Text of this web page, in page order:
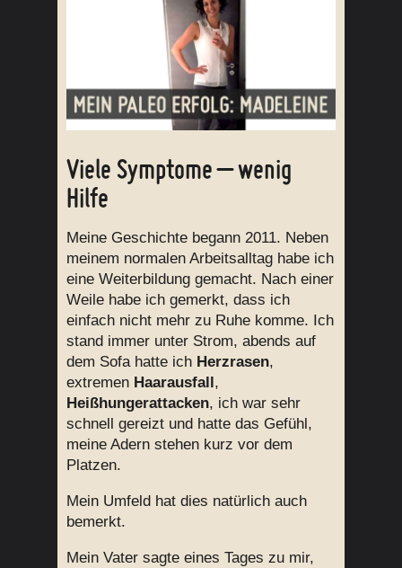
Viele Symptome – wenig
Hilfe
Meine Geschichte begann 2011. Neben
meinem normalen Arbeitsalltag habe ich
eine Weiterbildung gemacht. Nach einer
Weile habe ich gemerkt, dass ich
einfach nicht mehr zu Ruhe komme. Ich
stand immer unter Strom, abends auf
dem Sofa hatte ich Herzrasen,
extremen Haarausfall,
Heißhungerattacken, ich war sehr
schnell gereizt und hatte das Gefühl,
meine Adern stehen kurz vor dem
Platzen.
Mein Umfeld hat dies natürlich auch
bemerkt.
Mein Vater sagte eines Tages zu mir,